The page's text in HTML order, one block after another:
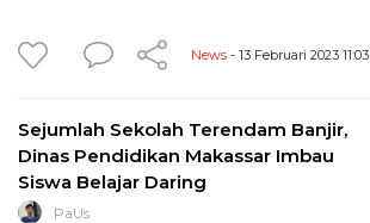
News - 13 Februari 2023 11:03
Sejumlah Sekolah Terendam Banjir,
Dinas Pendidikan Makassar Imbau
Siswa Belajar Daring
PaUs